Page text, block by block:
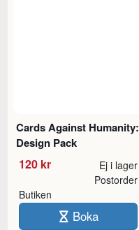
Cards Against Humanity:
Design Pack
120 kr Ej i lager
Butiken
Postorder
Boka